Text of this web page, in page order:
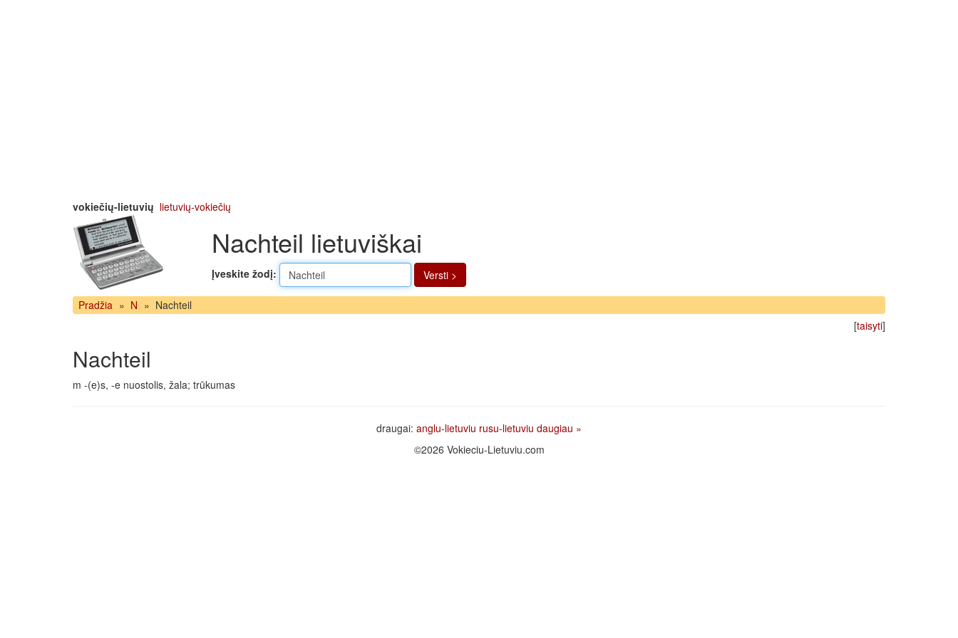
vokiečių-lietuvių lietuvių-vokiečių
Nachteil lietuviškai
Įveskite žodį: Versti >
Pradžia » N » Nachteil
[taisyti]
Nachteil
m -(e)s, -e nuostolis, žala; trūkumas
draugai: anglu-lietuviu rusu-lietuviu daugiau »
©2026 Vokieciu-Lietuviu.com